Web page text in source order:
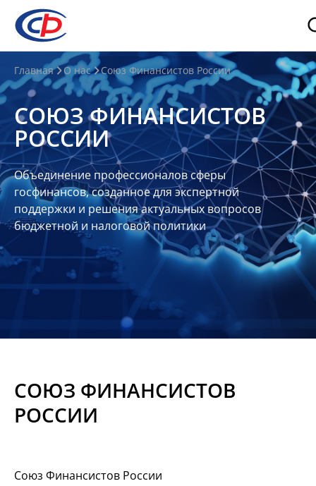
О
нас
О
СФР
Совет
Союза
Участники
Планы
отчеты
Контакты
Материалы
Главная О нас Союз Финансистов России
СОЮЗ ФИНАНСИСТОВ
РОССИИ
Объединение профессионалов сферы
госфинансов, созданное для экспертной
поддержки и решения актуальных вопросов
бюджетной и налоговой политики
СОЮЗ ФИНАНСИСТОВ
РОССИИ
Союз Финансистов России